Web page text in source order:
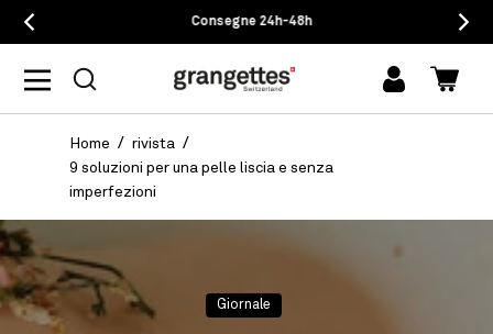
Consegne 24h-48h
Accedi
Home
rivista
9 soluzioni per una pelle liscia e senza
imperfezioni
Giornale